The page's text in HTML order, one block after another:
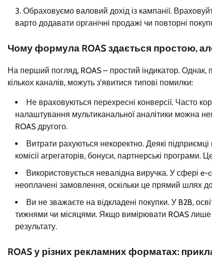
Обраховуємо валовий дохід із кампанії.
варто додавати органічні продажі чи повторні
Чому формула ROAS здається простою,
На перший погляд, ROAS – простий індикатор. Однак,
кількох каналів, можуть з’явитися типові помилки:
Не враховуються перехресні конверсії. Часто
налаштування мультиканальної аналітики можна
ROAS другого.
Витрати рахуються некоректно. Деякі
комісії агрегаторів, бонуси, партнерські програми.
Використовується невалідна виручка. У сфері
неоплачені замовлення, оскільки це прямий шлях
Ви не зважаєте на відкладені покупки. У B2B,
тижнями чи місяцями. Якщо вимірювати ROAS
результату.
ROAS у різних рекламних форматах: